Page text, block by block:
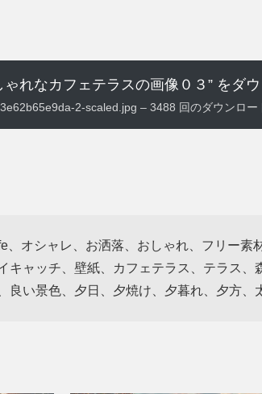
れなカフェテラスの画像０３” をダ
2-scaled.jpg – 3488 回のダウンロー
、オシャレ、お洒落、おしゃれ、フリー素
キャッチ、壁紙、カフェテラス、テラス、
良い景色、夕日、夕焼け、夕暮れ、夕方、